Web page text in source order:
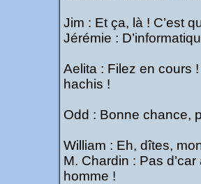
Jim : Et ça, là ! C’est
Jérémie :
Aelita : Filez en cours
hachis !
Odd : Bonne chance,
William : Eh, dîtes,
M. Chardin : Pas
homme !